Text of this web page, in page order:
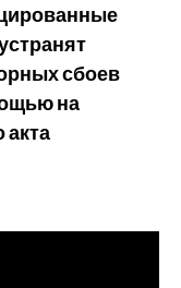
сбоев
на
акта